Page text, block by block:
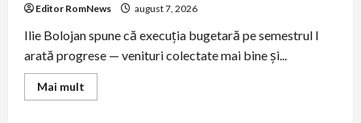
Editor RomNews august 7, 2026
Ilie Bolojan spune că execuţia bugetară pe semestrul I
arată progrese — venituri colectate mai bine şi...
Mai mult
more